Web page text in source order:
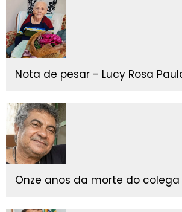
Nota de pesar - Lucy Rosa
Onze anos da morte do colega